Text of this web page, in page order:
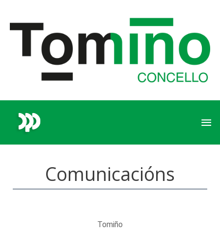
Comunicacións
Tomiño